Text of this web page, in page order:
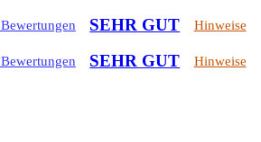
SEHR GUT Hinweise
SEHR GUT Hinweise